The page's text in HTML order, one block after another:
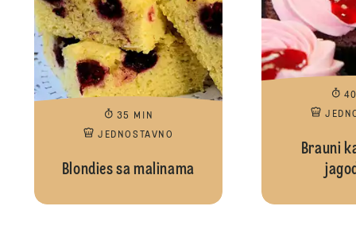
35 MIN
JEDNOSTAVNO
Blondies sa malinama
Brauni